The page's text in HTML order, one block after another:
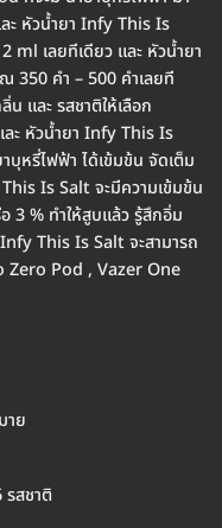
ะ หัวน้ำยา Infy This Is
ml เลยทีเดียว และ หัวน้ำยา
350 คำ – 500 คำเลยที
และ รสชาติให้เลือก
ะ หัวน้ำยา Infy This Is
บุหรี่ไฟฟ้า ได้เข้มข้น จัดเต็ม
Is Salt จะมีความเข้มข้น
3 % ทำให้สูบแล้ว รู้สึกอิ่ม
This Is Salt จะสามารถ
Zero Pod , Vazer One
าย
รสชาติ